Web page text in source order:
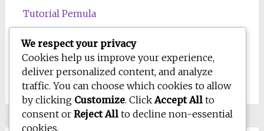
Tutorial Pemula
Wawasan
Wellness
We respect your privacy
Cookies help us improve your experience,
deliver personalized content, and analyze
traffic. You can choose which cookies to allow
by clicking Customize. ClickAccept All to
consent or Reject All to decline non-essential
cookies.